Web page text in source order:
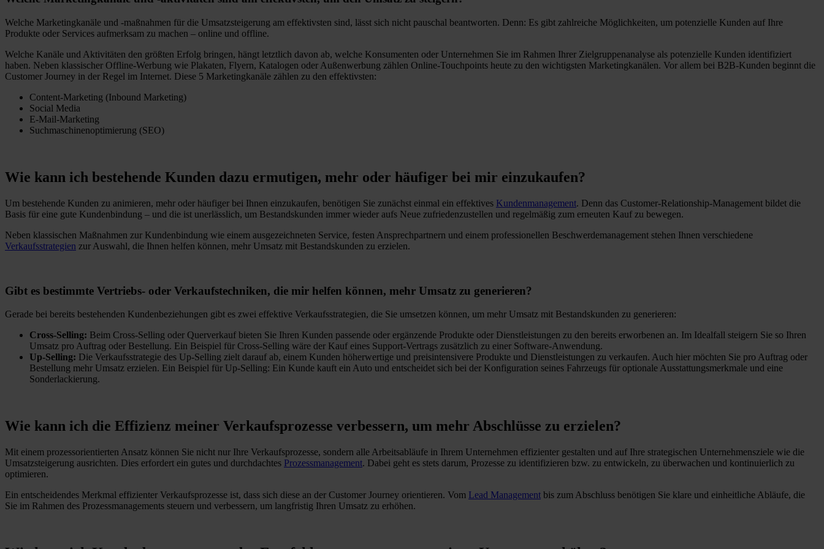
Welche Marketingkanäle und -maßnahmen für die Umsatzsteigerung am effektivsten sind, lässt sich nicht pauschal beantworten. Denn: Es gibt zahlreiche Möglichkeiten, um potenzielle Kunden auf Ihre
Produkte oder Services aufmerksam zu machen – online und offline.
Welche Kanäle und Aktivitäten den größten Erfolg bringen, hängt letztlich davon ab, welche Konsumenten oder Unternehmen Sie im Rahmen Ihrer Zielgruppenanalyse als potenzielle Kunden identifiziert
haben. Neben klassischer Offline-Werbung wie Plakaten, Flyern, Katalogen oder Außenwerbung zählen Online-Touchpoints heute zu den wichtigsten Marketingkanälen. Vor allem bei B2B-Kunden beginnt die
Customer Journey in der Regel im Internet. Diese 5 Marketingkanäle zählen zu den effektivsten:
Content-Marketing (Inbound Marketing)
Social Media
E-Mail-Marketing
Suchmaschinenoptimierung (SEO)
Wie kann ich bestehende Kunden dazu ermutigen, mehr oder häufiger bei mir einzukaufen?
Um bestehende Kunden zu animieren, mehr oder häufiger bei Ihnen einzukaufen, benötigen Sie zunächst einmal ein effektives Kundenmanagement. Denn das Customer-Relationship-Management bildet die
Basis für eine gute Kundenbindung – und die ist unerlässlich, um Bestandskunden immer wieder aufs Neue zufriedenzustellen und regelmäßig zum erneuten Kauf zu bewegen.
Neben klassischen Maßnahmen zur Kundenbindung wie einem ausgezeichneten Service, festen Ansprechpartnern und einem professionellen Beschwerdemanagement stehen Ihnen verschiedene
Verkaufsstrategien zur Auswahl, die Ihnen helfen können, mehr Umsatz mit Bestandskunden zu erzielen.
Gibt es bestimmte Vertriebs- oder Verkaufstechniken, die mir helfen können, mehr Umsatz zu generieren?
Gerade bei bereits bestehenden Kundenbeziehungen gibt es zwei effektive Verkaufsstrategien, die Sie umsetzen können, um mehr Umsatz mit Bestandskunden zu generieren:
Cross-Selling: Beim Cross-Selling oder Querverkauf bieten Sie Ihren Kunden passende oder ergänzende Produkte oder Dienstleistungen zu den bereits erworbenen an. Im Idealfall steigern Sie so Ihren
Umsatz pro Auftrag oder Bestellung. Ein Beispiel für Cross-Selling wäre der Kauf eines Support-Vertrags zusätzlich zu einer Software-Anwendung.
Up-Selling: Die Verkaufsstrategie des Up-Selling zielt darauf ab, einem Kunden höherwertige und preisintensivere Produkte und Dienstleistungen zu verkaufen. Auch hier möchten Sie pro Auftrag oder
Bestellung mehr Umsatz erzielen. Ein Beispiel für Up-Selling: Ein Kunde kauft ein Auto und entscheidet sich bei der Konfiguration seines Fahrzeugs für optionale Ausstattungsmerkmale und eine
Sonderlackierung.
Wie kann ich die Effizienz meiner Verkaufsprozesse verbessern, um mehr Abschlüsse zu erzielen?
Mit einem prozessorientierten Ansatz können Sie nicht nur Ihre Verkaufsprozesse, sondern alle Arbeitsabläufe in Ihrem Unternehmen effizienter gestalten und auf Ihre strategischen Unternehmensziele wie die
Umsatzsteigerung ausrichten. Dies erfordert ein gutes und durchdachtes Prozessmanagement. Dabei geht es stets darum, Prozesse zu identifizieren bzw. zu entwickeln, zu überwachen und kontinuierlich zu
optimieren.
Ein entscheidendes Merkmal effizienter Verkaufsprozesse ist, dass sich diese an der Customer Journey orientieren. Vom Lead Management bis zum Abschluss benötigen Sie klare und einheitliche Abläufe, die
Sie im Rahmen des Prozessmanagements steuern und verbessern, um langfristig Ihren Umsatz zu erhöhen.